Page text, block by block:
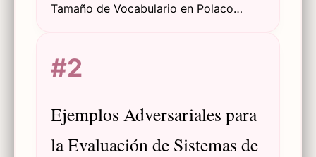
Tamaño de Vocabulario en Polaco
nativos mediante Pruebas Adaptativas
Computarizadas (CAT) y la Teoría de
#2
Ejemplos Adversariales para
la Evaluación de Sistemas de